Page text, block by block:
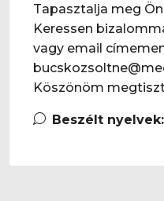
Tapasztalja meg
Keressen
vagy email
Köszönöm
Beszélt nyelvek: